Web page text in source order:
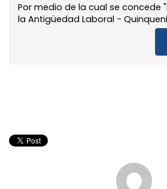
Por medio de la cual se concede
la Antigüedad Laboral -